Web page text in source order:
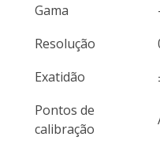
Gama
Resolução
Exatidão
Pontos de
calibração